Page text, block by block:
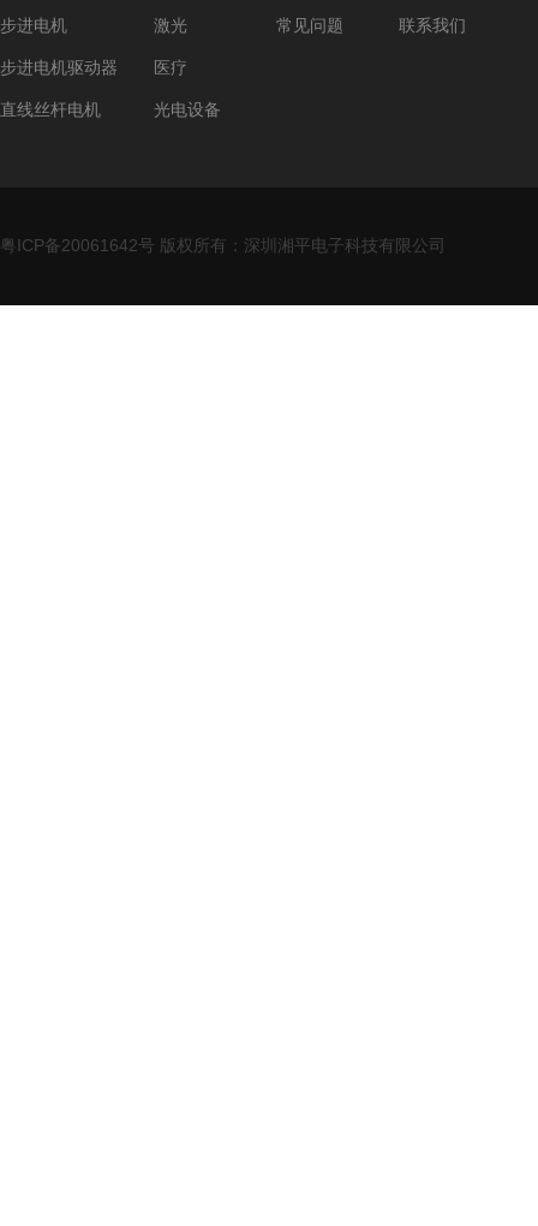
步进电机
步进电机驱动器
直线丝杆电机
激光
医疗
光电设备
常见问题 联系我们
粤ICP备20061642号 版权所有：深圳湘平电子科技有限公司